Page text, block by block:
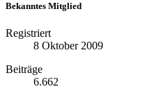
Bekanntes Mitglied
Registriert
8 Oktober 2009
Beiträge
6.662